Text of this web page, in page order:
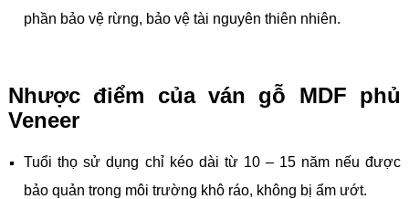
phần bảo vệ rừng, bảo vệ tài nguyên thiên nhiên.
Nhược điểm của ván gỗ MDF phủ
Veneer
Tuổi thọ sử dụng chỉ kéo dài từ 10 – 15 năm nếu được
bảo quản trong môi trường khô ráo, không bị ẩm ướt.